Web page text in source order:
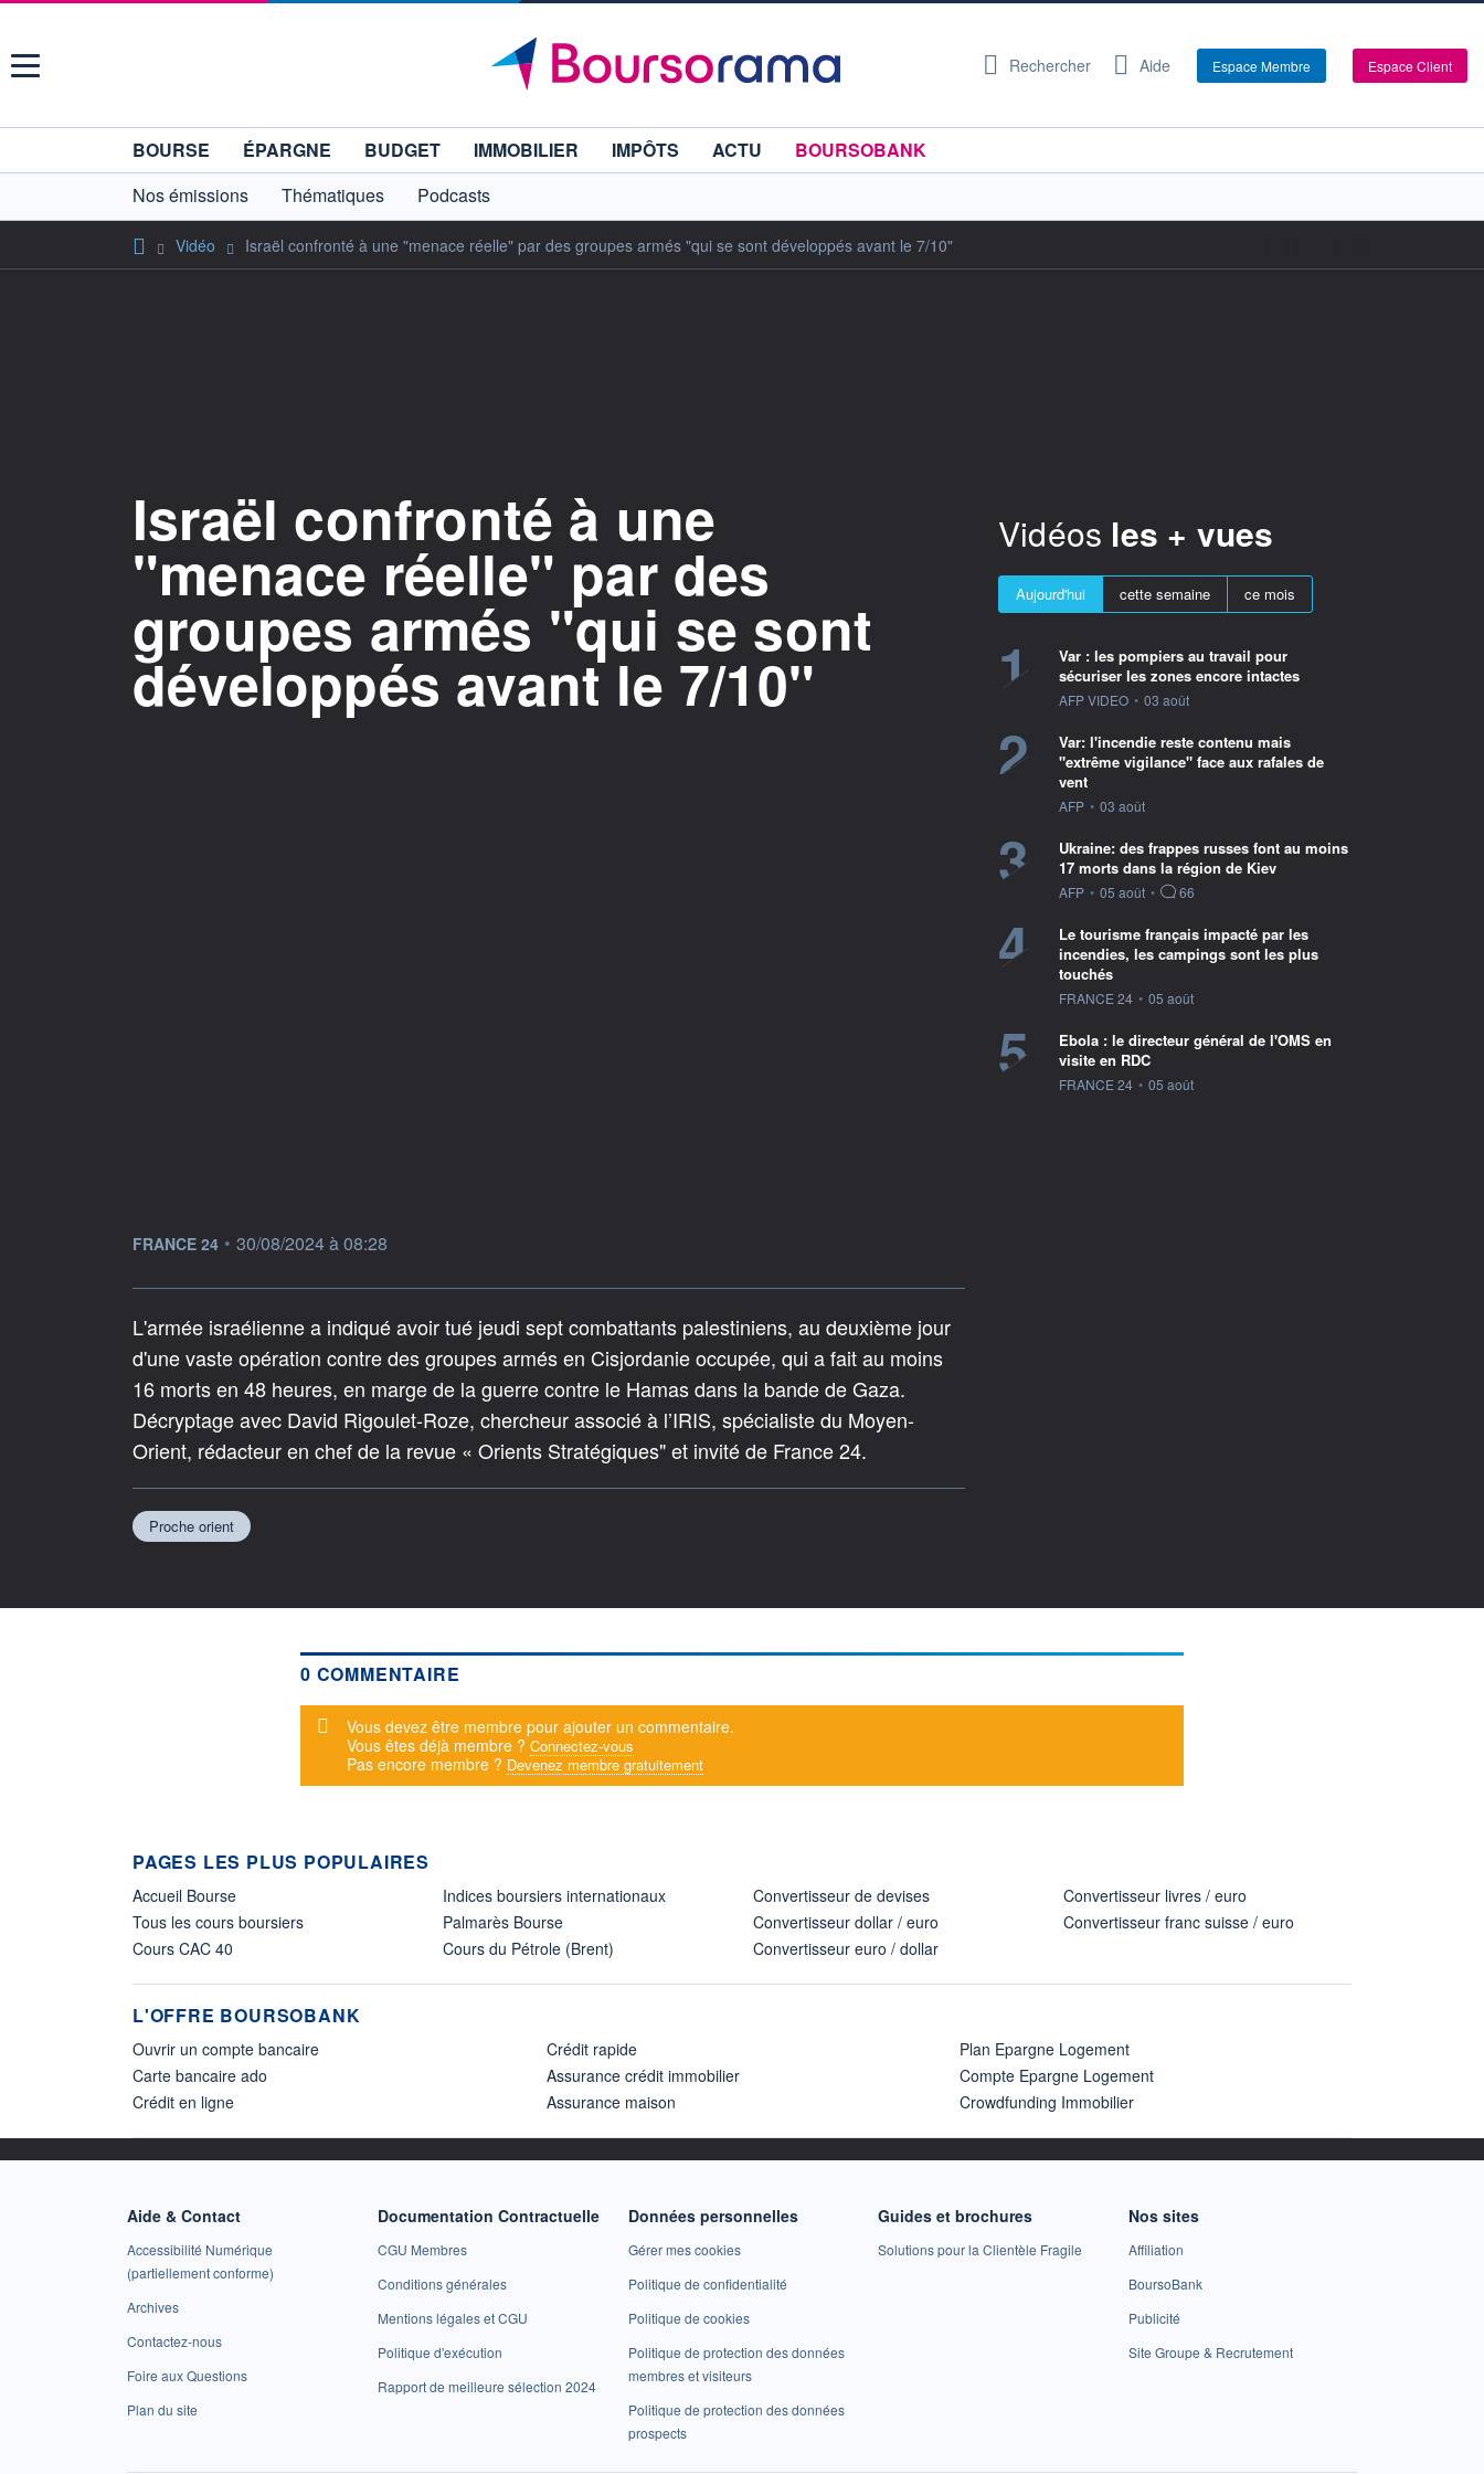
Menu Rechercher Aide Espace Membre Espace Client
BOURSE ÉPARGNE BUDGET IMMOBILIER IMPÔTS ACTU
BOURSOBANK
Nos émissions
Thématiques Podcasts
Vidéo Israël confronté à une "menace réelle" par des groupes armés "qui se sont développés avant le 7/10"
Israël confronté à une
"menace réelle" par des
groupes armés "qui se sont
développés avant le 7/10"
information fournie par
FRANCE 24 • 30/08/2024 à 08:28
L'armée israélienne a indiqué avoir tué jeudi sept combattants palestiniens, au deuxième jour
d'une vaste opération contre des groupes armés en Cisjordanie occupée, qui a fait au moins
16 morts en 48 heures, en marge de la guerre contre le Hamas dans la bande de Gaza.
Décryptage avec David Rigoulet-Roze, chercheur associé à l’IRIS, spécialiste du Moyen-
Orient, rédacteur en chef de la revue « Orients Stratégiques" et invité de France 24.
Proche orient
Vidéos les + vues
Aujourd'hui cette semaine ce mois
1
Var : les pompiers au travail pour
sécuriser les zones encore intactes
information fournie par
AFP VIDEO • 03 août
2
Var: l'incendie reste contenu mais
"extrême vigilance" face aux rafales de
vent
information fournie par
AFP • 03 août
3
Ukraine: des frappes russes font au moins
17 morts dans la région de Kiev
information fournie par
AFP • 05 août • 66
4
Le tourisme français impacté par les
incendies, les campings sont les plus
touchés
information fournie par
FRANCE 24 • 05 août
5
Ebola : le directeur général de l'OMS en
visite en RDC
information fournie par
FRANCE 24 • 05 août
0 COMMENTAIRE
Message d'alerte
Vous devez être membre pour ajouter un commentaire.
Vous êtes déjà membre ? Connectez-vous
Pas encore membre ? Devenez membre gratuitement
PAGES LES PLUS POPULAIRES
Accueil Bourse
Tous les cours boursiers
Cours CAC 40
Indices boursiers internationaux
Palmarès Bourse
Cours du Pétrole (Brent)
Convertisseur de devises
Convertisseur dollar / euro
Convertisseur euro / dollar
Convertisseur livres / euro
Convertisseur franc suisse / euro
L'OFFRE BOURSOBANK
Ouvrir un compte bancaire
Carte bancaire ado
Crédit en ligne
Crédit rapide
Assurance crédit immobilier
Assurance maison
Plan Epargne Logement
Compte Epargne Logement
Crowdfunding Immobilier
Aide & Contact
Accessibilité Numérique
(partiellement conforme)
Archives
Contactez-nous
Foire aux Questions
Plan du site
Documentation Contractuelle
CGU Membres
Conditions générales
Mentions légales et CGU
Politique d'exécution
Rapport de meilleure sélection 2024
Données personnelles
Gérer mes cookies
Politique de confidentialité
Politique de cookies
Politique de protection des données
membres et visiteurs
Politique de protection des données
prospects
Guides et brochures
Solutions pour la Clientèle Fragile
Nos sites
Affiliation
BoursoBank
Publicité
Site Groupe & Recrutement